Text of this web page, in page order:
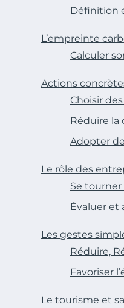
Définition
L’empreinte
Calculer
Actions
Choisir
Réduire la
Adopter
Le rôle des
Se tourner
Évaluer et
Les gestes
Réduire,
Favoriser
Le tourisme et